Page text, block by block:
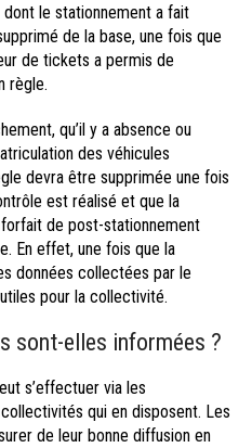
dont le stationnement a fait
de la base, une fois que
de tickets a permis de
règle.
qu’il y a absence ou
des véhicules
devra être supprimée une fois
est réalisé et que la
de post-stationnement
En effet, une fois que la
données collectées par le
pour la collectivité.
sont-elles informées ?
s’effectuer via les
qui en disposent. Les
de leur bonne diffusion en